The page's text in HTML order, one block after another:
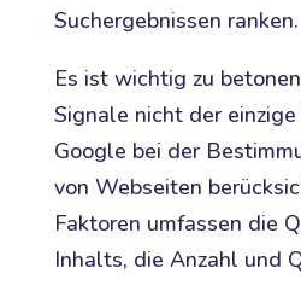
Suchergebnissen ranken.
Es ist wichtig zu
Signale nicht der
Google bei der
von Webseiten
Faktoren umfassen die
Inhalts, die Anzahl und